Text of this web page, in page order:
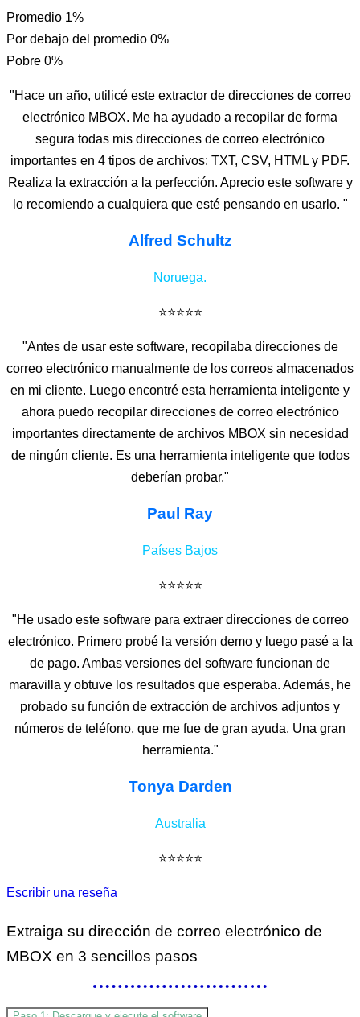
Promedio 1%
Por debajo del promedio 0%
Pobre 0%
"Hace un año, utilicé este extractor de direcciones de correo
electrónico MBOX. Me ha ayudado a recopilar de forma
segura todas mis direcciones de correo electrónico
importantes en 4 tipos de archivos: TXT, CSV, HTML y PDF.
Realiza la extracción a la perfección. Aprecio este software y
lo recomiendo a cualquiera que esté pensando en usarlo. "
Alfred Schultz
Noruega.
⭐⭐⭐⭐⭐
"Antes de usar este software, recopilaba direcciones de
correo electrónico manualmente de los correos almacenados
en mi cliente. Luego encontré esta herramienta inteligente y
ahora puedo recopilar direcciones de correo electrónico
importantes directamente de archivos MBOX sin necesidad
de ningún cliente. Es una herramienta inteligente que todos
deberían probar."
Paul Ray
Países Bajos
⭐⭐⭐⭐⭐
"He usado este software para extraer direcciones de correo
electrónico. Primero probé la versión demo y luego pasé a la
de pago. Ambas versiones del software funcionan de
maravilla y obtuve los resultados que esperaba. Además, he
probado su función de extracción de archivos adjuntos y
números de teléfono, que me fue de gran ayuda. Una gran
herramienta."
Tonya Darden
Australia
⭐⭐⭐⭐⭐
Escribir una reseña
Extraiga su dirección de correo electrónico de
MBOX en 3 sencillos pasos